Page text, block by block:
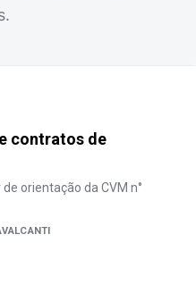
contratos de
orientação da CVM n°